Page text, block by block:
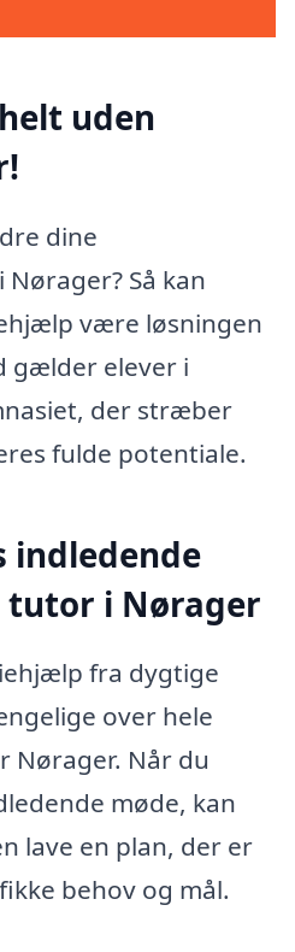
uden
dine
Så kan
være løsningen
gælder elever i
der stræber
fulde potentiale.
indledende
tutor i Nørager
fra dygtige
over hele
Nørager. Når du
møde, kan
lave en plan, der er
behov og mål.